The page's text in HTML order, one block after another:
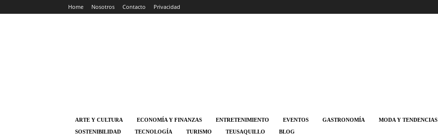
Home Nosotros Contacto Privacidad
ARTE Y CULTURA ECONOMÍA Y FINANZAS ENTRETENIMIENTO EVENTOS GASTRONOMÍA MODA Y TENDENCIAS
SOSTENIBILIDAD
TECNOLOGÍA TURISMO TEUSAQUILLO BLOG